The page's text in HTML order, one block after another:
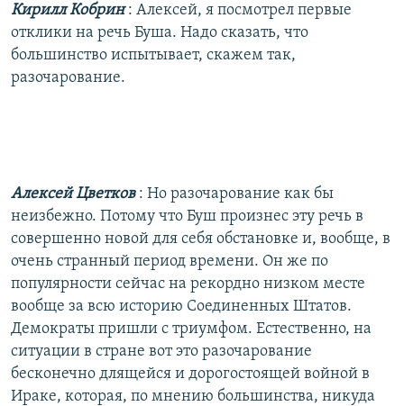
Кирилл Кобрин: Алексей, я посмотрел первые
отклики на речь Буша. Надо сказать, что
большинство испытывает, скажем так,
разочарование.
Алексей Цветков : Но разочарование как бы
неизбежно. Потому что Буш произнес эту речь в
совершенно новой для себя обстановке и, вообще, в
очень странный период времени. Он же по
популярности сейчас на рекордно низком месте
вообще за всю историю Соединенных Штатов.
Демократы пришли с триумфом. Естественно, на
ситуации в стране вот это разочарование
бесконечно длящейся и дорогостоящей войной в
Ираке, которая, по мнению большинства, никуда